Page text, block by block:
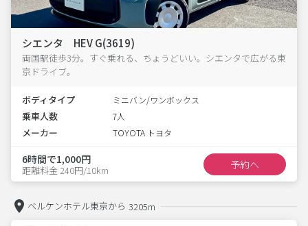
シエンタ HEV G(3619)
両国駅徒歩3分。すぐ乗れる、ちょうどいい。シエンタで広がる東
京ドライブ。
ボディタイプ ミニバン/ワンボックス
乗車人数 7人
メーカー TOYOTA トヨタ
6時間で1,000円
距離料金 240円/10km 予約へ
ベルケンホテル東京から 3205m